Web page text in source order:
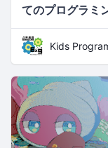
てのプログラミ